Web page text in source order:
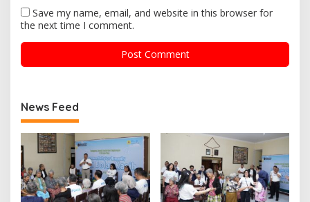
Save my name, email, and website in this browser for
the next time I comment.
News Feed